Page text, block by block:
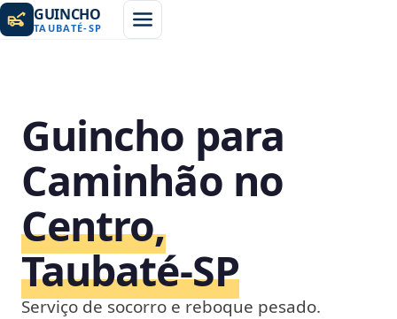
GUINCHO
TAUBATÉ-SP
Guincho para
Caminhão no
Centro,
Taubaté‑SP
Serviço de socorro e reboque pesado.